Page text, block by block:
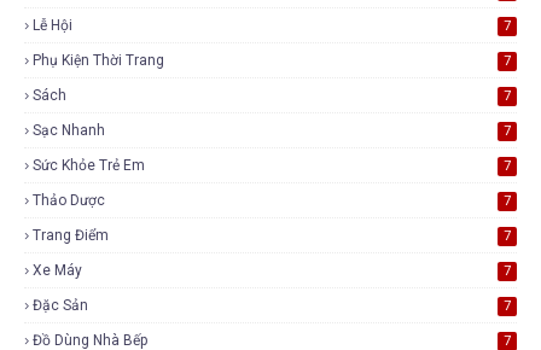
Lễ Hội 7
Phụ Kiện Thời Trang 7
Sách 7
Sạc Nhanh 7
Sức Khỏe Trẻ Em 7
Thảo Dược 7
Trang Điểm 7
Xe Máy 7
Đặc Sản 7
Đồ Dùng Nhà Bếp 7